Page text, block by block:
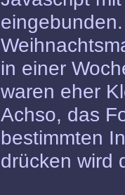
in einer
waren eher
Achso, das
bestimmten
drücken wird